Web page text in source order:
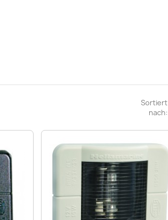
Sortiert
nach: